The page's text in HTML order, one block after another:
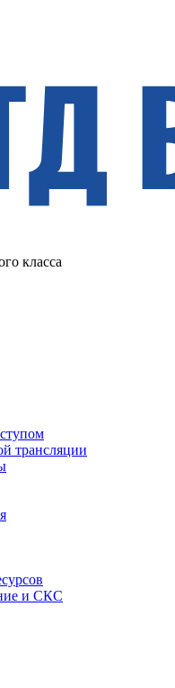
класса
трансляции
и СКС